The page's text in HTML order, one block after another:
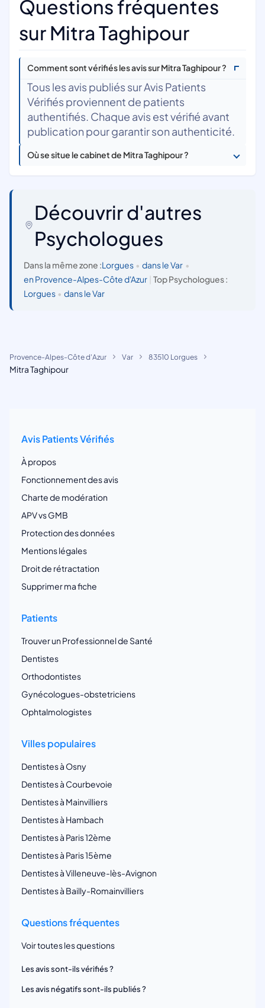
Questions fréquentes
sur Mitra Taghipour
Comment sont vérifiés les avis sur Mitra Taghipour ?
Tous les avis publiés sur Avis Patients
Vérifiés proviennent de patients
authentifiés. Chaque avis est vérifié avant
publication pour garantir son authenticité.
Où se situe le cabinet de Mitra Taghipour ?
Découvrir d'autres
Psychologues
Dans la même zone :Lorgues • dans le Var •
en Provence-Alpes-Côte d'Azur
Top Psychologues :
Lorgues • dans le Var
Provence-Alpes-Côte d'Azur Var 83510 Lorgues
Mitra Taghipour
Avis Patients Vérifiés
À propos
Fonctionnement des avis
Charte de modération
APV vs GMB
Protection des données
Mentions légales
Droit de rétractation
Supprimer ma fiche
Patients
Trouver un Professionnel de Santé
Dentistes
Orthodontistes
Gynécologues-obstetriciens
Ophtalmologistes
Villes populaires
Dentistes à Osny
Dentistes à Courbevoie
Dentistes à Mainvilliers
Dentistes à Hambach
Dentistes à Paris 12ème
Dentistes à Paris 15ème
Dentistes à Villeneuve-lès-Avignon
Dentistes à Bailly-Romainvilliers
Questions fréquentes
Voir toutes les questions
Les avis sont-ils vérifiés ?
Les avis négatifs sont-ils publiés ?